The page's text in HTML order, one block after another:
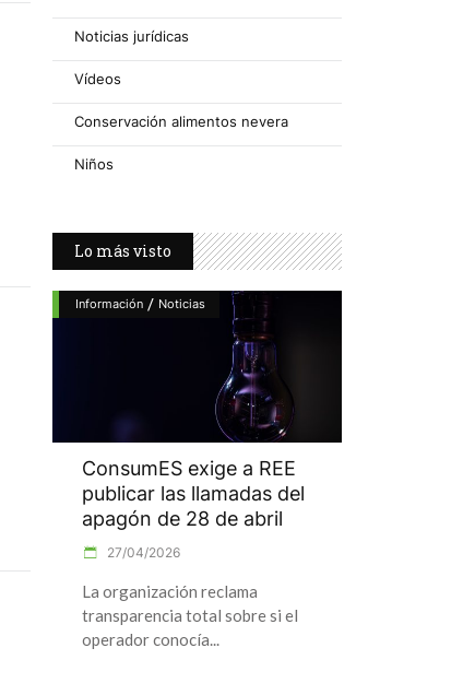
Noticias jurídicas
Vídeos
Conservación alimentos nevera
Niños
Lo más visto
Información / Noticias
ConsumES exige a REE
publicar las llamadas del
apagón de 28 de abril
27/04/2026
La organización reclama
transparencia total sobre si el
operador conocía